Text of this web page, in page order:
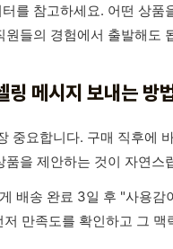
를 참고하세요. 어떤 상
들의 경험에서 출발해도
링 메시지 보내는 방
중요합니다. 구매 직후에
을 제안하는 것이 자연스
배송 완료 3일 후 "사용
만족도를 확인하고 그